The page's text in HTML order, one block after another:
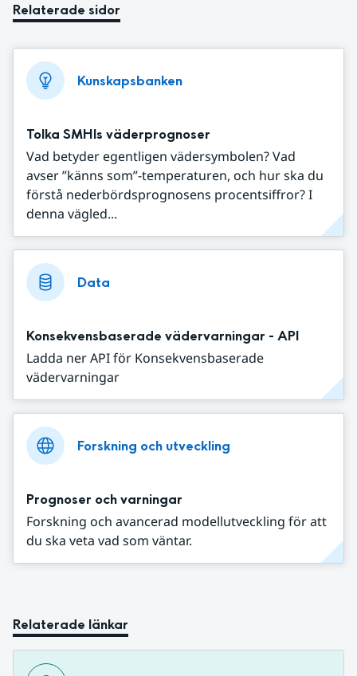
Relaterade sidor
Kunskapsbanken
Tolka SMHIs väderprognoser
Vad betyder egentligen vädersymbolen? Vad
avser ”känns som”-temperaturen, och hur ska du
förstå nederbördsprognosens procentsiffror? I
denna vägled...
Data
Konsekvensbaserade vädervarningar - API
Ladda ner API för Konsekvensbaserade
vädervarningar
Forskning och utveckling
Prognoser och varningar
Forskning och avancerad modellutveckling för att
du ska veta vad som väntar.
Relaterade länkar